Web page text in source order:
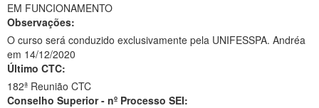
EM FUNCIONAMENTO
Observações:
O curso será conduzido exclusivamente pela UNIFESSPA. Andréa
em 14/12/2020
Último CTC:
182ª Reunião CTC
Conselho Superior - nº Processo SEI: